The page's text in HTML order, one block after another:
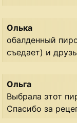
Олька
обалденный
съедает) и
Ольга
Выбрала этот
Спасибо за